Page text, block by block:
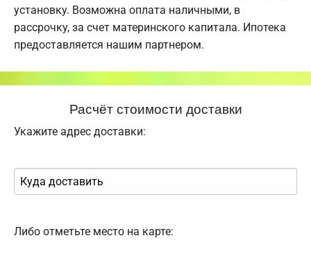
установку. Возможна оплата наличными, в
рассрочку, за счет материнского капитала. Ипотека
предоставляется нашим партнером.
Расчёт стоимости доставки
Укажите адрес доставки:
Либо отметьте место на карте: